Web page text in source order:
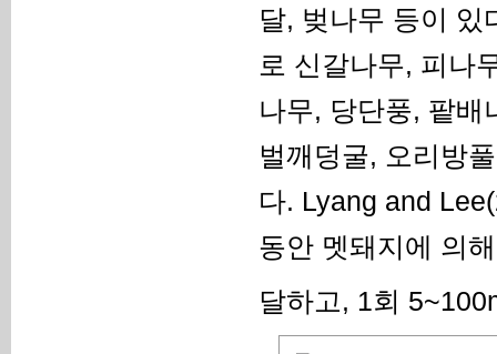
달, 벚나무 등이 있
로 신갈나무, 피나
나무, 당단풍, 팥배
벌깨덩굴, 오리방
다. Lyang and
동안 멧돼지에 의
달하고, 1회